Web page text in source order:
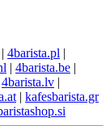
| 4barista.pl |
| 4barista.be |
4barista.lv |
| kafesbarista.gr